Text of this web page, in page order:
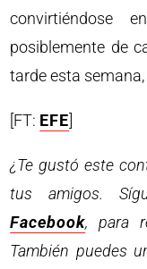
convirtiéndose
posiblemente de
tarde esta semana,
[FT: EFE
¿Te gustó este
tus amigos.
Facebook, para
También puedes